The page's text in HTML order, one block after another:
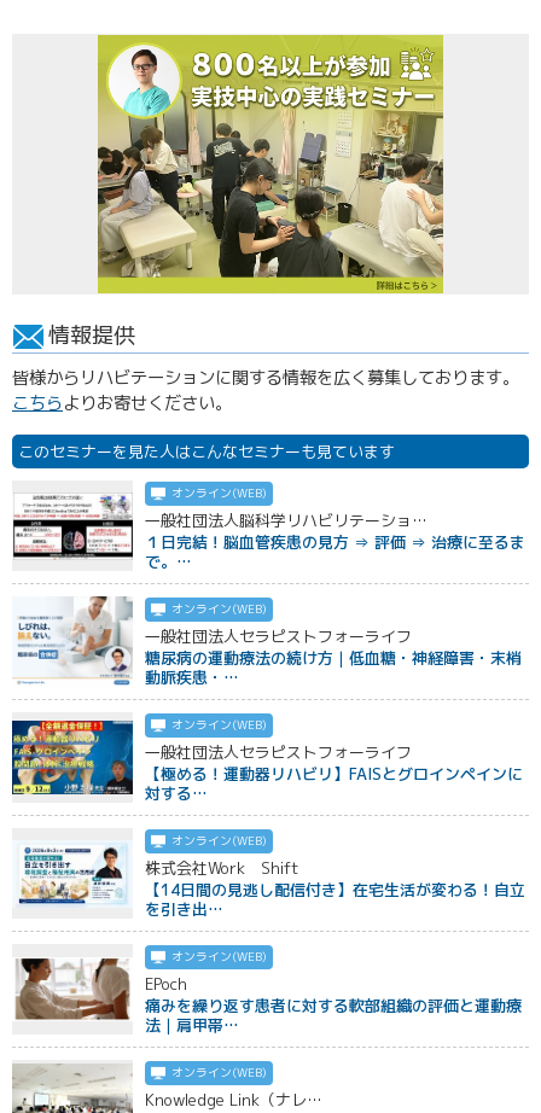
情報提供
皆様からリハビテーションに関する情報を広く募集しております。
こちらよりお寄せください。
このセミナーを見た人はこんなセミナーも見ています
オンライン(WEB)
一般社団法人脳科学リハビリテーショ…
１日完結！脳血管疾患の見方 ⇒ 評価 ⇒ 治療に至るま
で。…
オンライン(WEB)
一般社団法人セラピストフォーライフ
糖尿病の運動療法の続け方｜低血糖・神経障害・末梢
動脈疾患・…
オンライン(WEB)
一般社団法人セラピストフォーライフ
【極める！運動器リハビリ】FAISとグロインペインに
対する…
オンライン(WEB)
株式会社Work Shift
【14日間の見逃し配信付き】在宅生活が変わる！自立
を引き出…
オンライン(WEB)
EPoch
痛みを繰り返す患者に対する軟部組織の評価と運動療
法｜肩甲帯…
オンライン(WEB)
Knowledge Link（ナレ…